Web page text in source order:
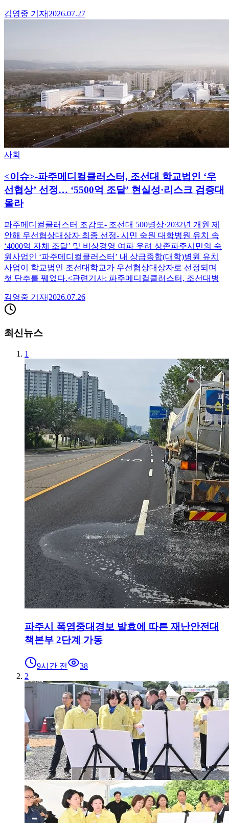
김영중 기자|2026.07.27
사회
<이슈>-파주메디컬클러스터, 조선대 학교법인 ‘우
선협상’ 선정… ‘5500억 조달’ 현실성·리스크 검증대
올라
파주메디컬클러스터 조감도- 조선대 500병상·2032년 개원 제
안해 우선협상대상자 최종 선정- 시민 숙원 대학병원 유치 속
‘4000억 자체 조달’ 및 비상경영 여파 우려 상존파주시민의 숙
원사업인 ‘파주메디컬클러스터’ 내 상급종합(대학)병원 유치
사업이 학교법인 조선대학교가 우선협상대상자로 선정되며
첫 단추를 꿰었다.<관련기사: 파주메디컬클러스터, 조선대병
김영중 기자|2026.07.26
최신뉴스
1
파주시 폭염중대경보 발효에 따른 재난안전대
책본부 2단계 가동
9시간 전
38
2